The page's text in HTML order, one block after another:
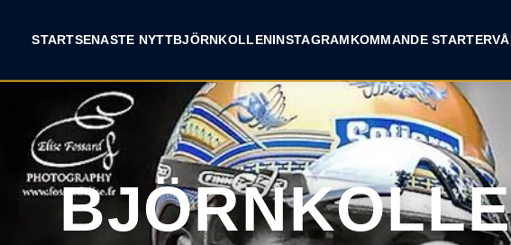
STARTSENASTE NYTTBJÖRNKOLLENINSTAGRAMKOMMANDE STARTER